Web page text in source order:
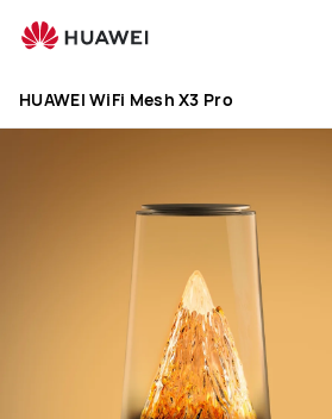
WiFi
X3
Pro
HUAWEI WiFi Mesh X3 Pro